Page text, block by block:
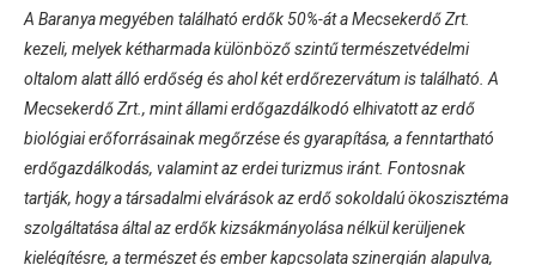
A Baranya megyében található erdők 50%-át a Mecsekerdő Zrt.
kezeli, melyek kétharmada különböző szintű természetvédelmi
oltalom alatt álló erdőség és ahol két erdőrezervátum is található. A
Mecsekerdő Zrt., mint állami erdőgazdálkodó elhivatott az erdő
biológiai erőforrásainak megőrzése és gyarapítása, a fenntartható
erdőgazdálkodás, valamint az erdei turizmus iránt. Fontosnak
tartják, hogy a társadalmi elvárások az erdő sokoldalú ökoszisztéma
szolgáltatása által az erdők kizsákmányolása nélkül kerüljenek
kielégítésre, a természet és ember kapcsolata szinergián alapulva,